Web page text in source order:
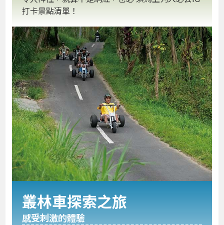
打卡景點清單！
叢林車探索之旅
感受刺激的體驗